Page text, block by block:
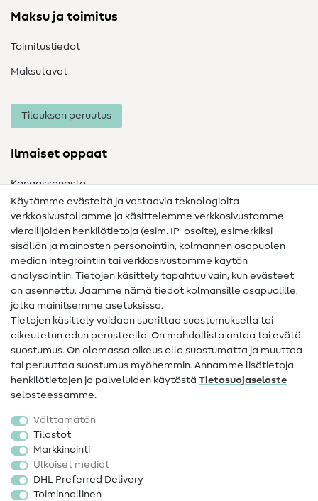
Maksu ja toimitus
Toimitustiedot
Maksutavat
Tilauksen peruutus
Ilmaiset oppaat
Kangassanasto
Ompelusanasto
Ompeluohjeet
Apua ja yhteystiedot
Yhteystiedot
Tietoa omistajanvaihdoksesta
Peruutusoikeus
Suosittu
Kankaat
Ompelutarvikkeet
Ale
Käytämme evästeitä ja vastaavia teknologioita
verkkosivustollamme ja käsittelemme verkkosivustomme
vierailijoiden henkilötietoja (esim. IP-osoite), esimerkiksi
sisällön ja mainosten personointiin, kolmannen osapuolen
median integrointiin tai verkkosivustomme käytön
analysointiin. Tietojen käsittely tapahtuu vain, kun evästeet
on asennettu. Jaamme nämä tiedot kolmansille osapuolille,
jotka mainitsemme asetuksissa.
Tietojen käsittely voidaan suorittaa suostumuksella tai
oikeutetun edun perusteella. On mahdollista antaa tai evätä
suostumus. On olemassa oikeus olla suostumatta ja muuttaa
tai peruuttaa suostumus myöhemmin. Annamme lisätietoja
henkilötietojen ja palveluiden käytöstä Tietosuojaseloste-
selosteessamme.
Välttämätön
Tilastot
Markkinointi
Ulkoiset mediat
DHL Preferred Delivery
Toiminnallinen